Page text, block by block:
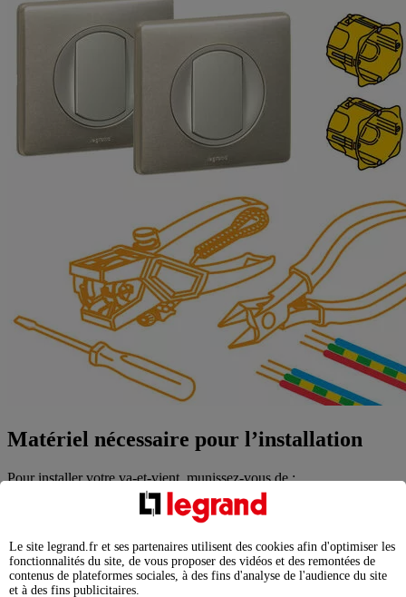
Matériel nécessaire pour l’installation
Pour installer votre va-et-vient, munissez-vous de :
2 interrupteurs va-et-vient Céliane Soft 10A
2 boîtes d’encastrement 1 poste, profondeur 40mm
fils électriques 1,5mm2
1 pince coupante
1 pince à dénuder
Le site legrand.fr et ses partenaires utilisent des cookies afin d'optimiser les
fonctionnalités du site, de vous proposer des vidéos et des remontées de
contenus de plateformes sociales, à des fins d'analyse de l'audience du site
et à des fins publicitaires.